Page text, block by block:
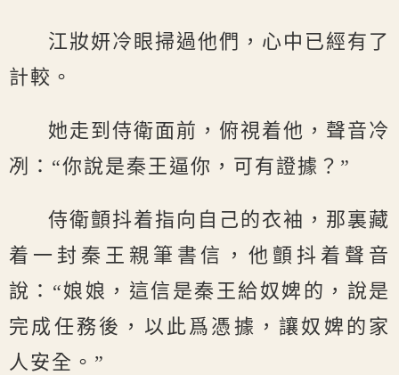
江妝妍冷眼掃過他們，心中已經有了
計較。
她走到侍衛面前，俯視着他，聲音冷
冽：“你說是秦王逼你，可有證據？”
侍衛顫抖着指向自己的衣袖，那裏藏
着一封秦王親筆書信，他顫抖着聲音
說：“娘娘，這信是秦王給奴婢的，說是
完成任務後，以此爲憑據，讓奴婢的家
人安全。”